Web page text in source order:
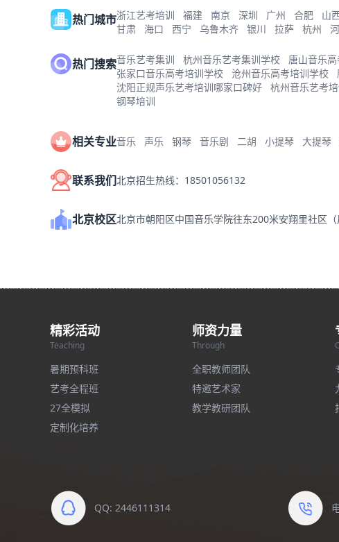
热门城市浙江艺考培训 福建 南京 深圳 广州 合肥 山
甘肃
海口 西宁 乌鲁木齐 银川 拉萨 杭州
热门搜索音乐艺考集训 杭州音乐艺考集训学校 唐山音乐
张家口音乐高考培训学校
沧州音乐高考培训学校
沈阳正规声乐艺考培训哪家口碑好
杭州音乐艺考
钢琴培训
相关专业音乐 声乐 钢琴 音乐剧 二胡 小提琴 大提琴
联系我们北京招生热线：18501056132
北京校区北京市朝阳区中国音乐学院往东200米安翔里社区（
精彩活动
Teaching
暑期预科班
艺考全程班
27全模拟
定制化培养
师资力量
Through
全职教师团队
特邀艺术家
教学教研团队
QQ: 2446111314